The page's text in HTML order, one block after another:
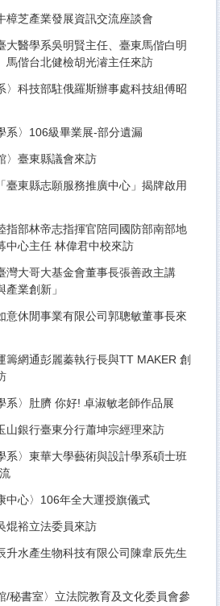
樟芝產業發展資訊交流座談會
大醫學系吳明賢主任、臺東馬偕白明
馬偕台北健檢胡光濬主任來訪
〉科技部駐俄羅斯辦事處科技組傅昭
系〉106級畢業展-部分遺漏
〉臺東縣議會來訪
臺東縣志願服務推廣中心」揭牌啟用
指部林帝志指揮官陪同國防部南部地
中心主任 林偉君中校來訪
灣大哥大基金會董事長張善政主講
產業創新」
意休閒事業有限公司郭聰敏董事長來
籌網通彭麗蓁執行長與TT MAKER 創
系〉肚臍 你好! 卓淑敏老師作品展
山銀行臺東分行蕭坤宗經理來訪
系〉東華大學藝術與設計學系碩士班
中心〉106年全大運授旗儀式
焜裕立法委員來訪
升水產生物科技有限公司陳韋辰先生
/秘書室〉立法院教育及文化委員會參